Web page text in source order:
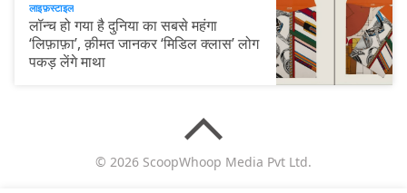
लाइफ़स्टाइल
लॉन्च हो गया है दुनिया का सबसे महंगा
‘लिफ़ाफ़ा’, क़ीमत जानकर ‘मिडिल क्लास’ लोग
पकड़ लेंगे माथा
© 2026 ScoopWhoop Media Pvt Ltd.